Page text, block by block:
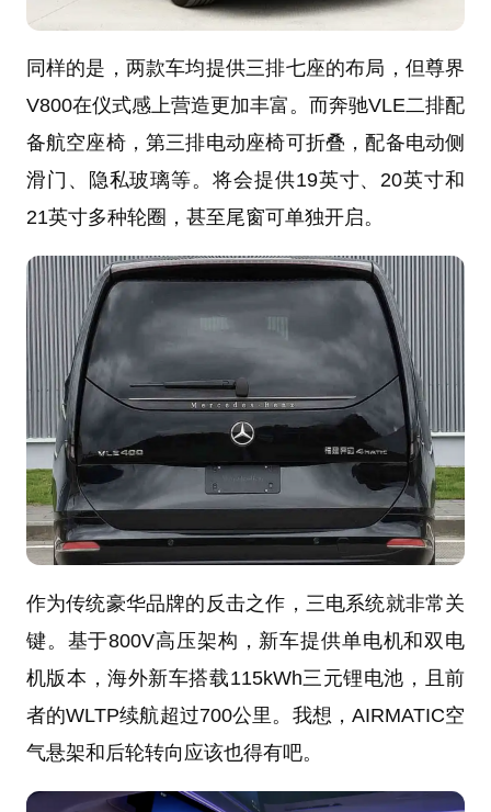
同样的是，两款车均提供三排七座的布局，但尊界
V800在仪式感上营造更加丰富。而奔驰VLE二排配
备航空座椅，第三排电动座椅可折叠，配备电动侧
滑门、隐私玻璃等。将会提供19英寸、20英寸和
21英寸多种轮圈，甚至尾窗可单独开启。
作为传统豪华品牌的反击之作，三电系统就非常关
键。基于800V高压架构，新车提供单电机和双电
机版本，海外新车搭载115kWh三元锂电池，且前
者的WLTP续航超过700公里。我想，AIRMATIC空
气悬架和后轮转向应该也得有吧。